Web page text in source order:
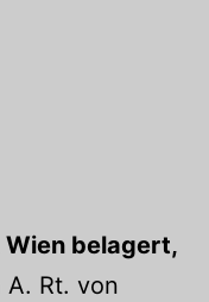
belagert,
Rt. von